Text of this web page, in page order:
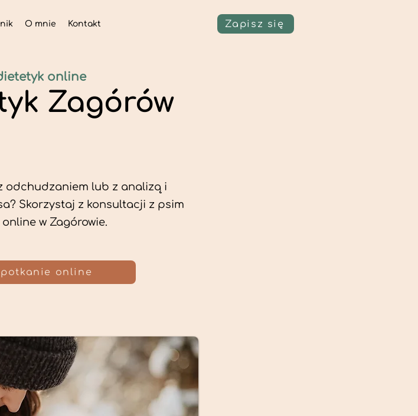
O mnie Kontakt Zapisz się
Zagórów
odchudzaniem lub z analizą i
Skorzystaj z konsultacji z psim
w Zagórowie.
online
online